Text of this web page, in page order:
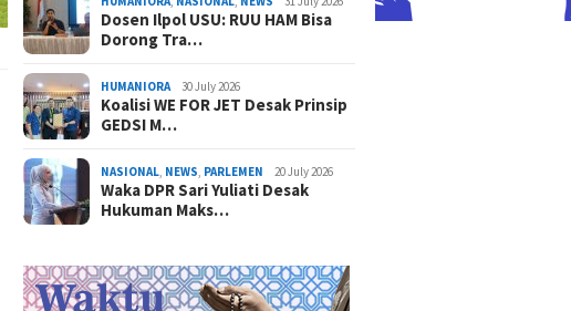
Dosen Ilpol USU: RUU HAM Bisa
Dorong Tra…
HUMANIORA 30 July 2026
Koalisi WE FOR JET Desak Prinsip
GEDSI M…
NASIONAL NEWS PARLEMEN 20 July 2026
Waka DPR Sari Yuliati Desak
Hukuman Maks…